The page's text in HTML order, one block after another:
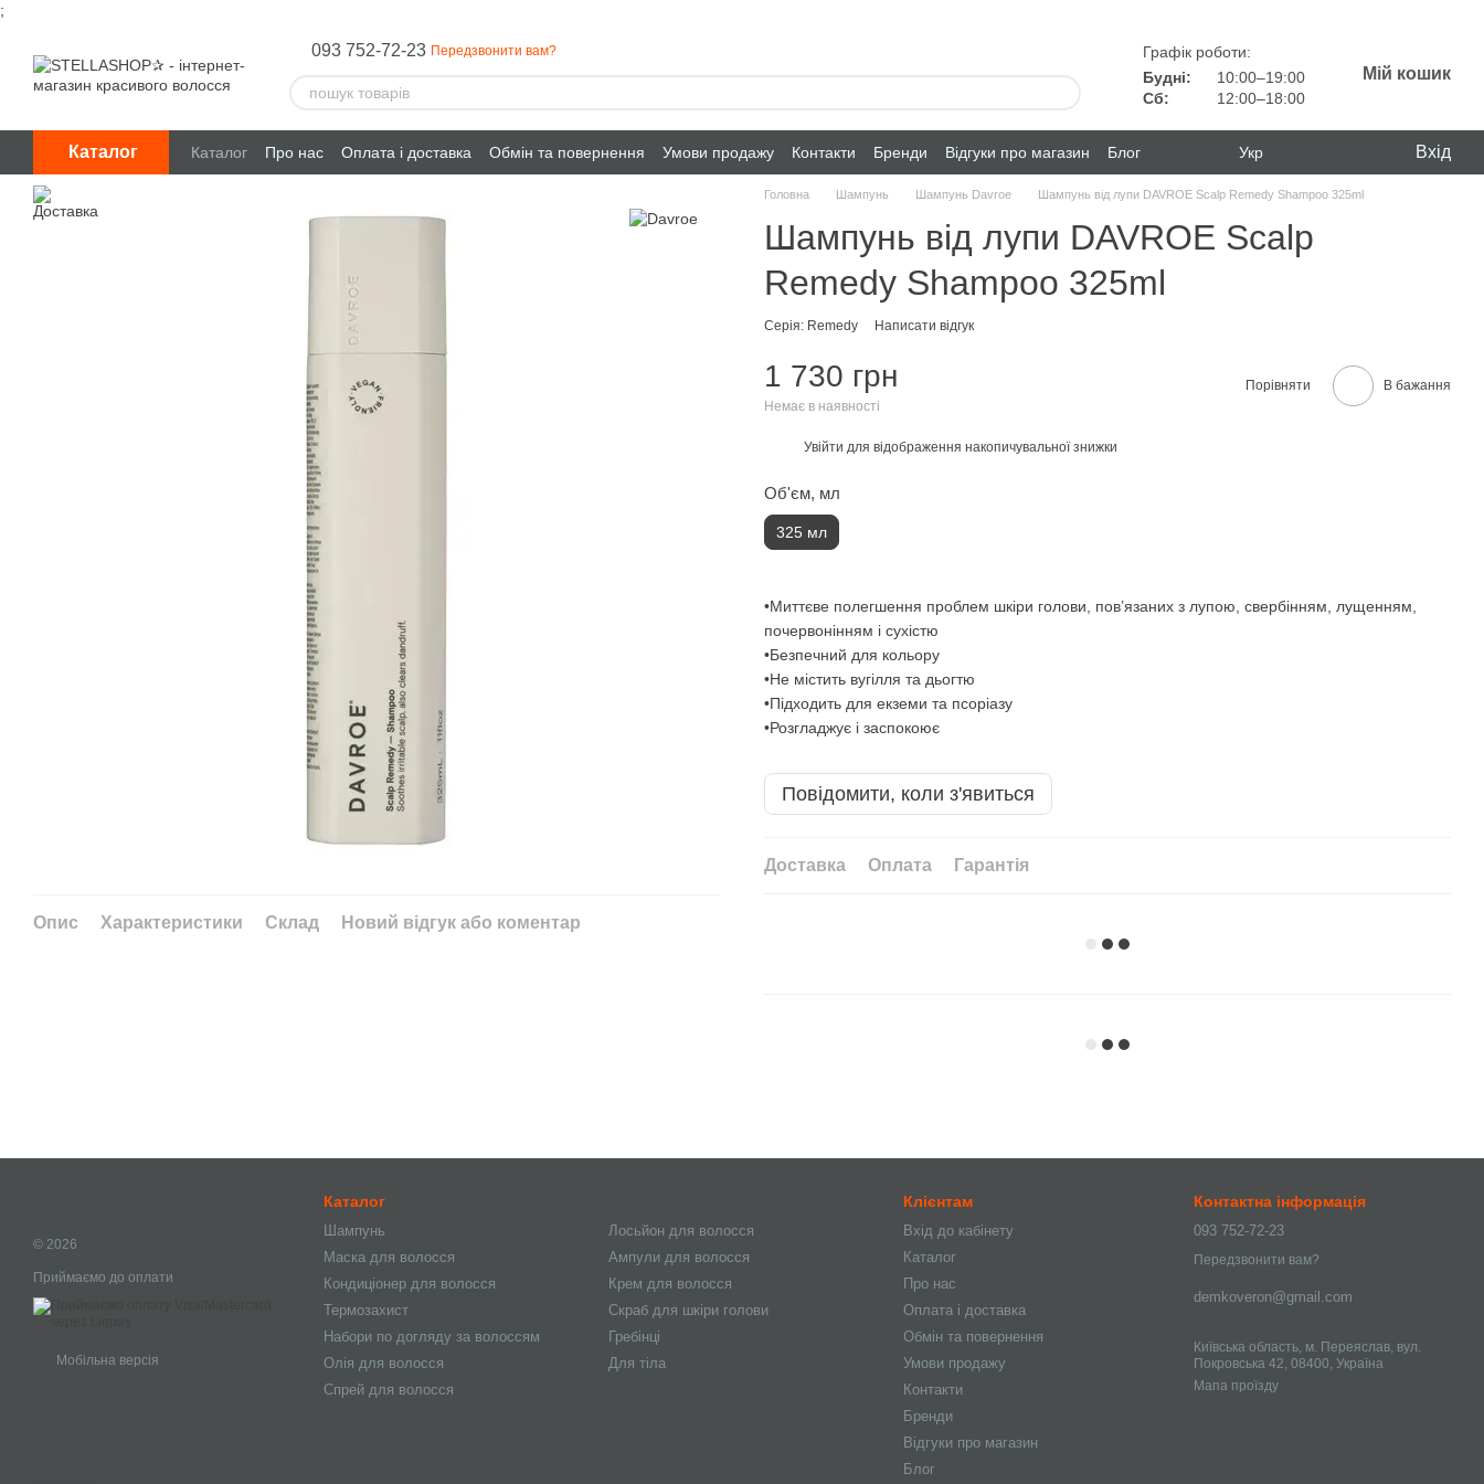
;
093 752-72-23 Передзвонити вам?
Графік роботи:
Будні:
10:00–19:00
Сб:
12:00–18:00
Мій кошик
Каталог Каталог Про нас Оплата і доставка Обмін та повернення Умови продажу Контакти Бренди Відгуки про магазин Блог Укр Вхід
Опис Характеристики Склад Новий відгук або коментар
Головна Шампунь Шампунь Davroe Шампунь від лупи DAVROE Scalp Remedy Shampoo 325ml
Шампунь від лупи DAVROE Scalp
Remedy Shampoo 325ml
Серія: Remedy Написати відгук
1 730 грн
Немає в наявності
Порівняти В бажання
Увійти для відображення накопичувальної знижки
Об'єм, мл
325 мл
•Миттєве полегшення проблем шкіри голови, пов’язаних з лупою, свербінням, лущенням,
почервонінням і сухістю
•Безпечний для кольору
•Не містить вугілля та дьогтю
•Підходить для екземи та псоріазу
•Розгладжує і заспокоює
Повідомити, коли з'явиться
Доставка Оплата Гарантія
© 2026
Приймаємо до оплати
Мобільна версія
Каталог
Шампунь
Маска для волосся
Кондиціонер для волосся
Термозахист
Набори по догляду за волоссям
Олія для волосся
Спрей для волосся
Лосьйон для волосся
Ампули для волосся
Крем для волосся
Скраб для шкіри голови
Гребінці
Для тіла
Клієнтам
Вхід до кабінету
Каталог
Про нас
Оплата і доставка
Обмін та повернення
Умови продажу
Контакти
Бренди
Відгуки про магазин
Блог
Контактна інформація
093 752-72-23
Передзвонити вам?
demkoveron@gmail.com
Київська область, м. Переяслав, вул.
Покровська 42, 08400, Україна
Мапа проїзду